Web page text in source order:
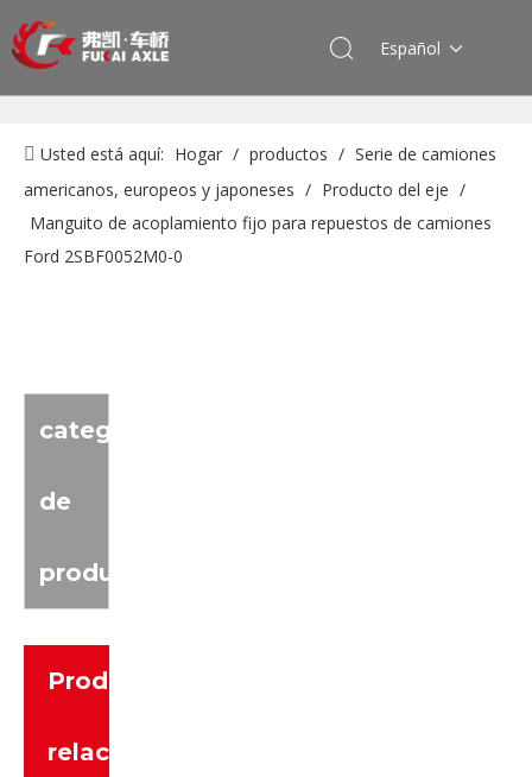
Español
Usted está aquí: Hogar / productos / Serie de camiones
americanos, europeos y japoneses / Producto del eje /
Manguito de acoplamiento fijo para repuestos de camiones
Ford 2SBF0052M0-0
categoria
de
producto
Productos
relacionados